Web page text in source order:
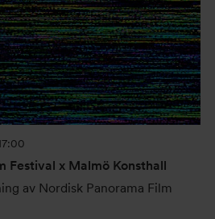
Festival x Malmö Konsthall
av Nordisk Panorama Film